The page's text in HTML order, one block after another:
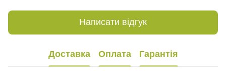
Написати відгук
Доставка Оплата Гарантія